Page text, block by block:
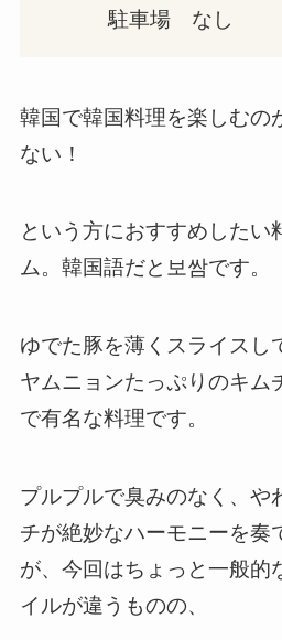
駐車場 なし
韓国で韓国料理を楽しむの
ない！
という方におすすめしたい
ム。韓国語だと보쌈です。
ゆでた豚を薄くスライスし
ヤムニョンたっぷりのキム
で有名な料理です。
プルプルで臭みのなく、や
チが絶妙なハーモニーを奏
が、今回はちょっと一般的
イルが違うものの、